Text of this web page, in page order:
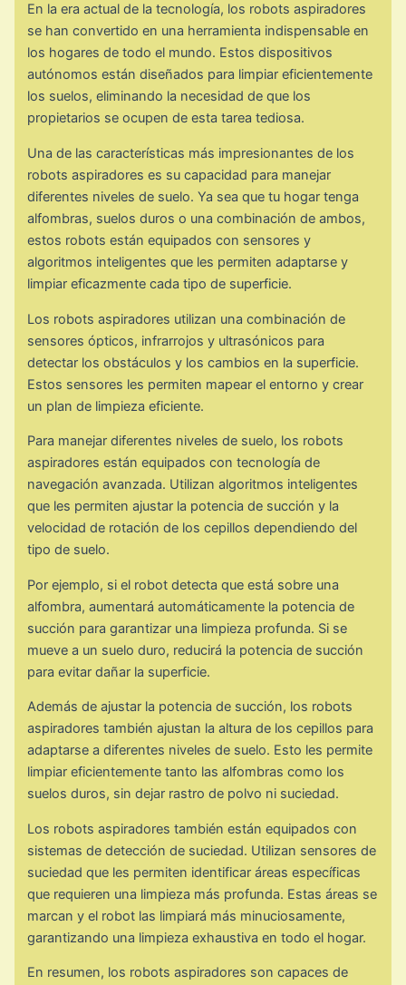
En la era actual de la tecnología, los robots aspiradores
se han convertido en una herramienta indispensable en
los hogares de todo el mundo. Estos dispositivos
autónomos están diseñados para limpiar eficientemente
los suelos, eliminando la necesidad de que los
propietarios se ocupen de esta tarea tediosa.
Una de las características más impresionantes de los
robots aspiradores es su capacidad para manejar
diferentes niveles de suelo. Ya sea que tu hogar tenga
alfombras, suelos duros o una combinación de ambos,
estos robots están equipados con sensores y
algoritmos inteligentes que les permiten adaptarse y
limpiar eficazmente cada tipo de superficie.
Los robots aspiradores utilizan una combinación de
sensores ópticos, infrarrojos y ultrasónicos para
detectar los obstáculos y los cambios en la superficie.
Estos sensores les permiten mapear el entorno y crear
un plan de limpieza eficiente.
Para manejar diferentes niveles de suelo, los robots
aspiradores están equipados con tecnología de
navegación avanzada. Utilizan algoritmos inteligentes
que les permiten ajustar la potencia de succión y la
velocidad de rotación de los cepillos dependiendo del
tipo de suelo.
Por ejemplo, si el robot detecta que está sobre una
alfombra, aumentará automáticamente la potencia de
succión para garantizar una limpieza profunda. Si se
mueve a un suelo duro, reducirá la potencia de succión
para evitar dañar la superficie.
Además de ajustar la potencia de succión, los robots
aspiradores también ajustan la altura de los cepillos para
adaptarse a diferentes niveles de suelo. Esto les permite
limpiar eficientemente tanto las alfombras como los
suelos duros, sin dejar rastro de polvo ni suciedad.
Los robots aspiradores también están equipados con
sistemas de detección de suciedad. Utilizan sensores de
suciedad que les permiten identificar áreas específicas
que requieren una limpieza más profunda. Estas áreas se
marcan y el robot las limpiará más minuciosamente,
garantizando una limpieza exhaustiva en todo el hogar.
En resumen, los robots aspiradores son capaces de